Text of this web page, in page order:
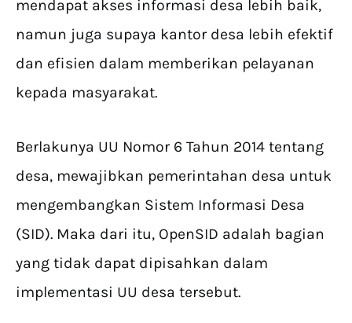
mendapat akses informasi desa lebih baik,
namun juga supaya kantor desa lebih efektif
dan efisien dalam memberikan pelayanan
kepada masyarakat.
Berlakunya UU Nomor 6 Tahun 2014 tentang
desa, mewajibkan pemerintahan desa untuk
mengembangkan Sistem Informasi Desa
(SID). Maka dari itu, OpenSID adalah bagian
yang tidak dapat dipisahkan dalam
implementasi UU desa tersebut.